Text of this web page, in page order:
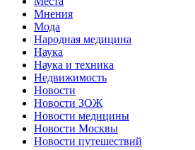
Мнения
Мода
Народная медицина
Наука
Наука и техника
Недвижимость
Новости
Новости ЗОЖ
Новости медицины
Новости Москвы
Новости путешествий